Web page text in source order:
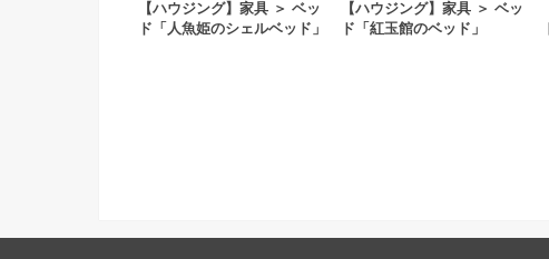
【ハウジング】家具 ＞ ベッ
ド「人魚姫のシェルベッド」
【ハウジング】家具 ＞ ベッ
ド「紅玉館のベッド」